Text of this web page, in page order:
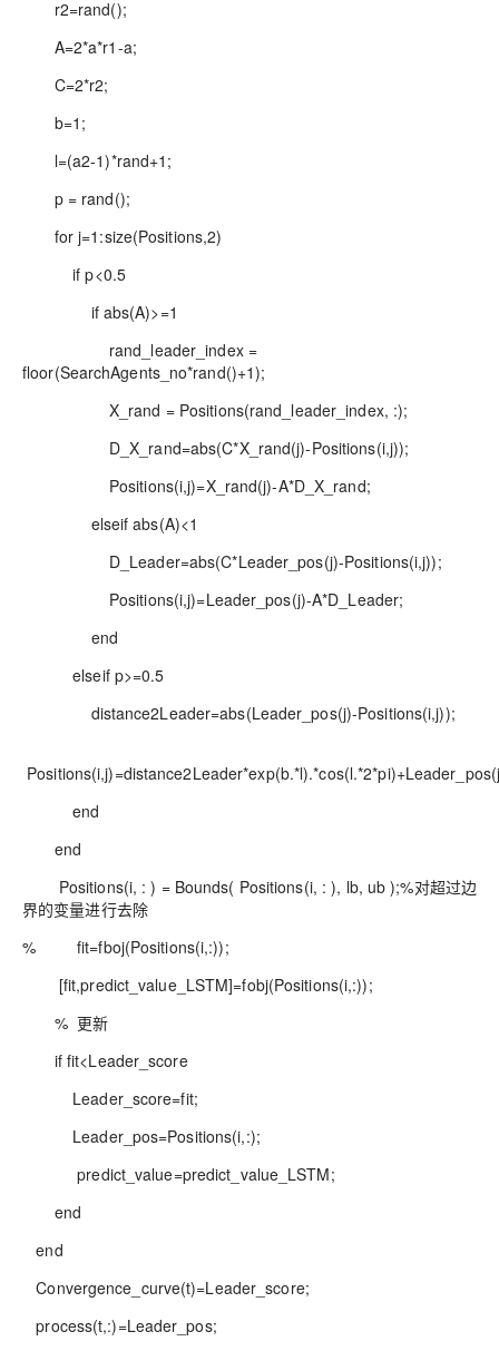
r2=rand();
A=2*a*r1-a;
C=2*r2;
b=1;
l=(a2-1)*rand+1;
p = rand();
for j=1:size(Positions,2)
if p<0.5
if abs(A)>=1
rand_leader_index =
floor(SearchAgents_no*rand()+1);
X_rand = Positions(rand_leader_index, :);
D_X_rand=abs(C*X_rand(j)-Positions(i,j));
Positions(i,j)=X_rand(j)-A*D_X_rand;
elseif abs(A)<1
D_Leader=abs(C*Leader_pos(j)-Positions(i,j));
Positions(i,j)=Leader_pos(j)-A*D_Leader;
end
elseif p>=0.5
distance2Leader=abs(Leader_pos(j)-Positions(i,j));
end
end
Positions(i, : ) = Bounds( Positions(i, : ), lb, ub );%对超过边
界的变量进行去除
% fit=fboj(Positions(i,:));
[fit,predict_value_LSTM]=fobj(Positions(i,:));
% 更新
if fit<Leader_score
Leader_score=fit;
Leader_pos=Positions(i,:);
predict_value=predict_value_LSTM;
end
end
Convergence_curve(t)=Leader_score;
process(t,:)=Leader_pos;